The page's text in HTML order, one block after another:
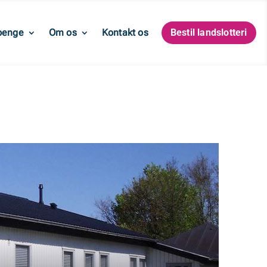
Om os Kontakt os Bestil landslotteri